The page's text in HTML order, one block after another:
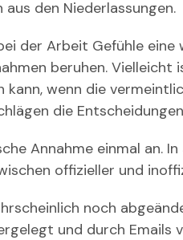
den Niederlassungen.
der Arbeit Gefühle
beruhen.
wenn die
die
Annahme einmal an.
offizieller und
noch
und durch Emails